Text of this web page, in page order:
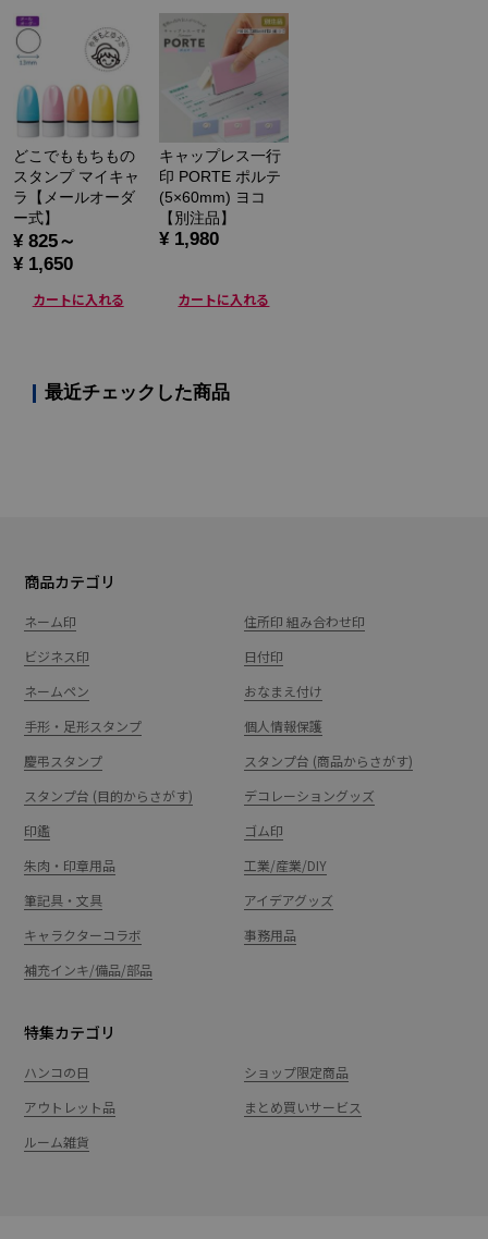
どこでももちもの
スタンプ マイキャ
ラ【メールオーダ
ー式】
¥ 825～
¥ 1,650
カートに入れる
キャップレス一行
印 PORTE ポルテ
(5×60mm) ヨコ
【別注品】
¥ 1,980
カートに入れる
最近チェックした商品
商品カテゴリ
ネーム印
住所印 組み合わせ印
ビジネス印
日付印
ネームペン
おなまえ付け
手形・足形スタンプ
個人情報保護
慶弔スタンプ
スタンプ台 (商品からさがす)
スタンプ台 (目的からさがす)
デコレーショングッズ
印鑑
ゴム印
朱肉・印章用品
工業/産業/DIY
筆記具・文具
アイデアグッズ
キャラクターコラボ
事務用品
補充インキ/備品/部品
特集カテゴリ
ハンコの日
ショップ限定商品
アウトレット品
まとめ買いサービス
ルーム雑貨